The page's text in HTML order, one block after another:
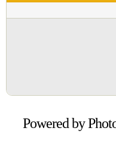
Powered by